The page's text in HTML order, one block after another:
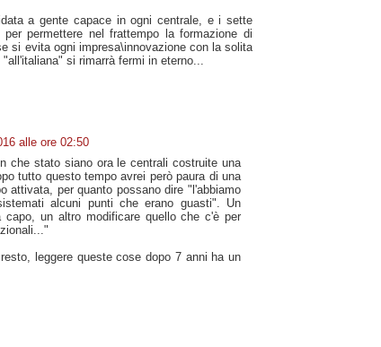
a gente capace in ogni centrale, e i sette
permettere nel frattempo la formazione di
si evita ogni impresa\innovazione con la solita
si rimarrà fermi in eterno...
alle ore 02:50
che stato siano ora le centrali costruite una
tutto questo tempo avrei però paura di una
attivata, per quanto possano dire "l'abbiamo
alcuni punti che erano guasti". Un
capo, un altro modificare quello che c'è per
leggere queste cose dopo 7 anni ha un